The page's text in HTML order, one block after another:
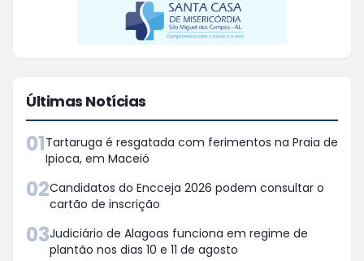
Últimas Notícias
01Tartaruga é resgatada com ferimentos na Praia de
Ipioca, em Maceió
02Candidatos do Encceja 2026 podem consultar o
cartão de inscrição
03Judiciário de Alagoas funciona em regime de
plantão nos dias 10 e 11 de agosto